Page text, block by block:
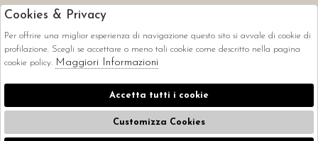
CORRIERI
Cookies & Privacy
Per offrire una miglior esperienza di navigazione questo sito si avvale di cookie di
profilazione. Scegli se accettare o meno tali cookie come descritto nella pagina
cookie policy. Maggiori Informazioni
Accetta tutti i cookie
Customizza Cookies